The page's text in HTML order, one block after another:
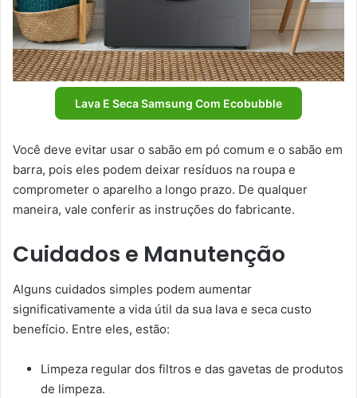
Lava E Seca Samsung Com Ecobubble
Você deve evitar usar o sabão em pó comum e o sabão em
barra, pois eles podem deixar resíduos na roupa e
comprometer o aparelho a longo prazo. De qualquer
maneira, vale conferir as instruções do fabricante.
Cuidados e Manutenção
Alguns cuidados simples podem aumentar
significativamente a vida útil da sua lava e seca custo
benefício. Entre eles, estão:
Limpeza regular dos filtros e das gavetas de produtos
de limpeza.